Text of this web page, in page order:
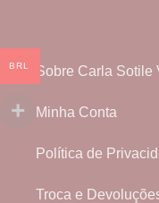
Sobre Carla Sotile
Minha Conta
Política de
Troca e
BRL